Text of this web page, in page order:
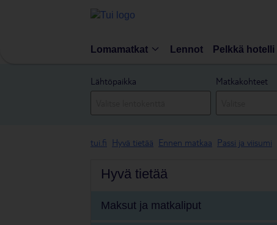
Lomamatkat Lennot Pelkkä hotelli
Lähtöpaikka
Matkakohteet
tui.fi Hyvä tietää Ennen matkaa Passi ja viisumi
Hyvä tietää
Maksut ja matkaliput